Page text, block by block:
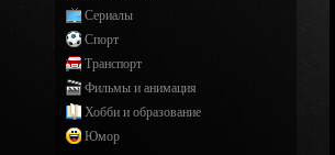
Сериалы
Спорт
Транспорт
Фильмы и анимация
Хобби и образование
Юмор